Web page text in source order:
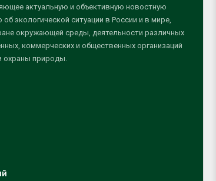
актуальную и объективную новостную
экологической ситуации в России и в мире,
окружающей среды, деятельности различных
коммерческих и общественных организаций
охраны природы.